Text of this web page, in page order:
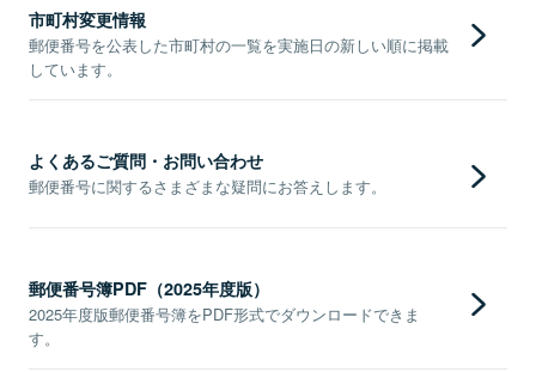
市町村変更情報
郵便番号を公表した市町村の一覧を実施日の新しい順に掲載
しています。
よくあるご質問・お問い合わせ
郵便番号に関するさまざまな疑問にお答えします。
郵便番号簿PDF（2025年度版）
2025年度版郵便番号簿をPDF形式でダウンロードできま
す。